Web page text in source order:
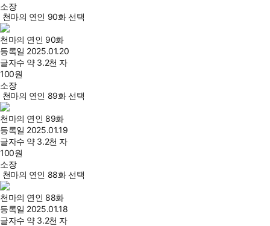
소장
천마의 연인 90화 선택
천마의 연인 90화
등록일 2025.01.20
글자수 약 3.2천 자
100원
소장
천마의 연인 89화 선택
천마의 연인 89화
등록일 2025.01.19
글자수 약 3.2천 자
100원
소장
천마의 연인 88화 선택
천마의 연인 88화
등록일 2025.01.18
글자수 약 3.2천 자